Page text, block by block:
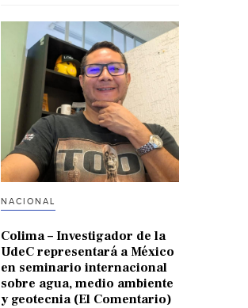
NACIONAL
Colima – Investigador de la
UdeC representará a México
en seminario internacional
sobre agua, medio ambiente
y geotecnia (El Comentario)